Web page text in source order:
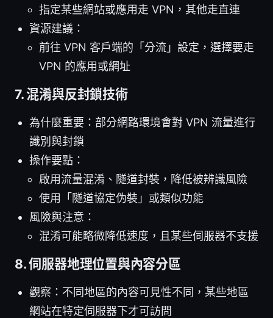
指定某些網站或應用走 VPN，其他走直連
資源建議：
前往 VPN 客戶端的「分流」設定，選擇要走
VPN 的應用或網址
7. 混淆與反封鎖技術
為什麼重要：部分網路環境會對 VPN 流量進行
識別與封鎖
操作要點：
啟用流量混淆、隧道封裝，降低被辨識風險
使用「隧道協定伪裝」或類似功能
風險與注意：
混淆可能略微降低速度，且某些伺服器不支援
8. 伺服器地理位置與內容分區
觀察：不同地區的內容可見性不同，某些地區
網站在特定伺服器下才可訪問